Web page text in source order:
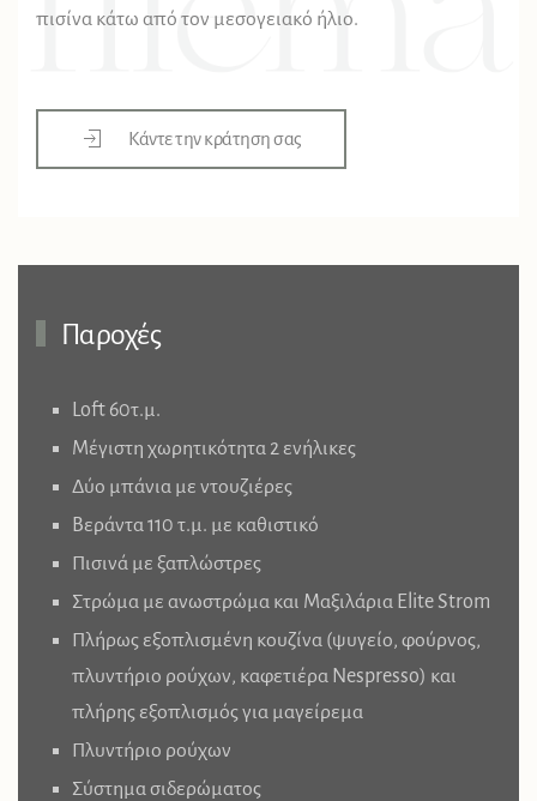
πισίνα κάτω από τον μεσογειακό ήλιο.
Κάντε την κράτηση σας
Παροχές
Loft 60τ.μ.
Μέγιστη χωρητικότητα 2 ενήλικες
Δύο μπάνια με ντουζιέρες
Βεράντα 110 τ.μ. με καθιστικό
Πισινά με ξαπλώστρες
Στρώμα με ανωστρώμα και Μαξιλάρια Elite Strom
Πλήρως εξοπλισμένη κουζίνα (ψυγείο, φούρνος,
πλυντήριο ρούχων, καφετιέρα Nespresso) και
πλήρης εξοπλισμός για μαγείρεμα
Πλυντήριο ρούχων
Σύστημα σιδερώματος